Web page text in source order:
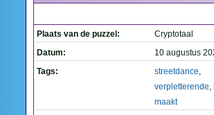
Plaats van de puzzel:
Cryptotaal
Datum:
10 augustus
Tags:
streetdance,
verpletterende,
maakt